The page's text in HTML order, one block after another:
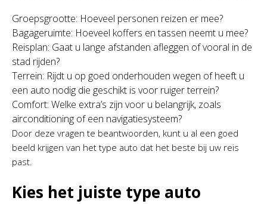
Groepsgrootte: Hoeveel personen reizen er mee?
Bagageruimte: Hoeveel koffers en tassen neemt u mee?
Reisplan: Gaat u lange afstanden afleggen of vooral in de
stad rijden?
Terrein: Rijdt u op goed onderhouden wegen of heeft u
een auto nodig die geschikt is voor ruiger terrein?
Comfort: Welke extra’s zijn voor u belangrijk, zoals
airconditioning of een navigatiesysteem?
Door deze vragen te beantwoorden, kunt u al een goed
beeld krijgen van het type auto dat het beste bij uw reis
past.
Kies het juiste type auto